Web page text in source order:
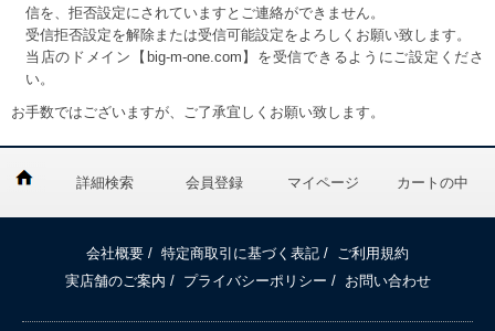
信を、拒否設定にされていますとご連絡ができません。
受信拒否設定を解除または受信可能設定をよろしくお願い致します。
当店のドメイン【big-m-one.com】を受信できるようにご設定くださ
い。
お手数ではございますが、ご了承宜しくお願い致します。
詳細検索 会員登録 マイページ カートの中
会社概要 / 特定商取引に基づく表記 /
ご利用規約
実店舗のご案内 / プライバシーポリシー / お問い合わせ